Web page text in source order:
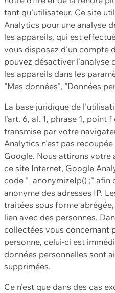
tant qu'utilisateur. Ce site
Analytics pour une analyse
les appareils, qui est
vous disposez d'un compte
pouvez désactiver l'analyse
les appareils dans les
"Mes données", "Données
La base juridique de
l'art. 6, al. 1, phrase 1, point f
transmise par votre
Analytics n'est pas
Google. Nous attirons votre
ce site Internet, Google
code "_anonymizeIp() ;" afin
anonyme des adresses IP.
traitées sous forme
lien avec des personnes.
collectées vous concernant
personne, celui-ci est
données personnelles sont
supprimées.
Ce n'est que dans des cas